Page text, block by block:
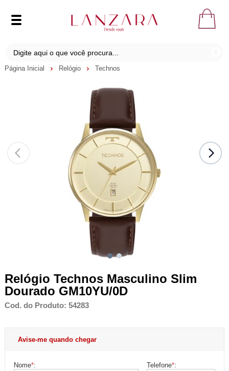
Página Inicial Relógio Technos
Relógio Technos Masculino Slim
Dourado GM10YU/0D
Cod. do Produto: 54283
Avise-me quando chegar
Nome*: Telefone*: